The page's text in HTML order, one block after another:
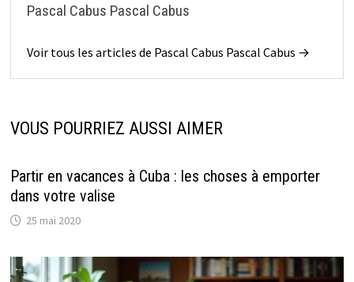
Pascal Cabus Pascal Cabus
Voir tous les articles de Pascal Cabus Pascal Cabus →
VOUS POURRIEZ AUSSI AIMER
Partir en vacances à Cuba : les choses à emporter
dans votre valise
25 mai 2020